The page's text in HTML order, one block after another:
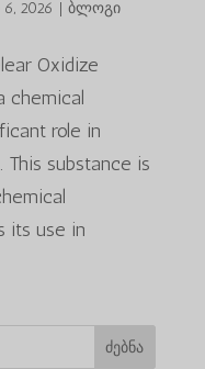
2026 | ბლოგი
Oxidize
chemical
role in
This substance is
its use in
ძებნა